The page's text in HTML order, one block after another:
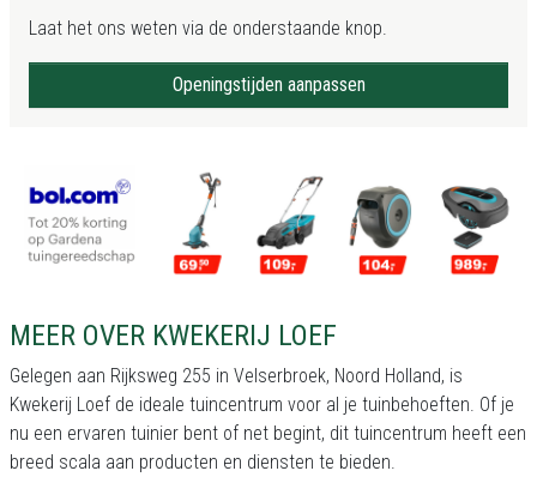
Laat het ons weten via de onderstaande knop.
Openingstijden aanpassen
MEER OVER KWEKERIJ LOEF
Gelegen aan Rijksweg 255 in Velserbroek, Noord Holland, is
Kwekerij Loef de ideale tuincentrum voor al je tuinbehoeften. Of je
nu een ervaren tuinier bent of net begint, dit tuincentrum heeft een
breed scala aan producten en diensten te bieden.